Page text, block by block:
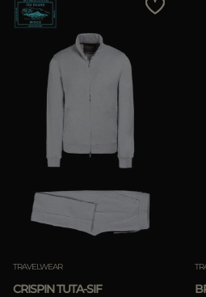
TRAVELWEAR
CRISPIN TUTA-SIF